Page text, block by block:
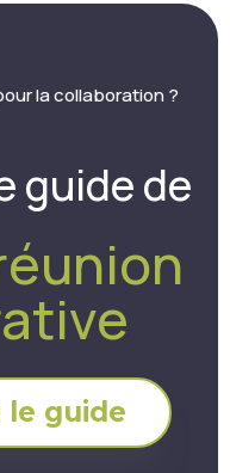
la collaboration ?
guide de
le guide